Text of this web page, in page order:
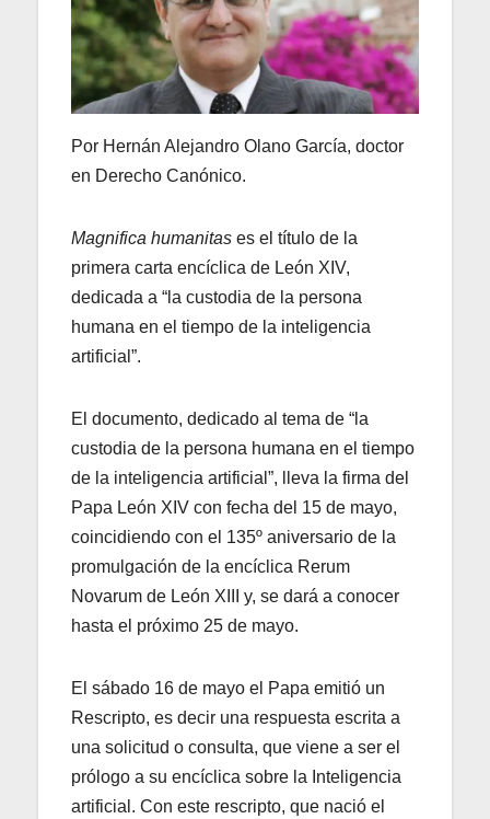
Por Hernán Alejandro Olano García, doctor
en Derecho Canónico.
Magnifica humanitas es el título de la
primera carta encíclica de León XIV,
dedicada a “la custodia de la persona
humana en el tiempo de la inteligencia
artificial”.
El documento, dedicado al tema de “la
custodia de la persona humana en el tiempo
de la inteligencia artificial”, lleva la firma del
Papa León XIV con fecha del 15 de mayo,
coincidiendo con el 135º aniversario de la
promulgación de la encíclica Rerum
Novarum de León XIII y, se dará a conocer
hasta el próximo 25 de mayo.
El sábado 16 de mayo el Papa emitió un
Rescripto, es decir una respuesta escrita a
una solicitud o consulta, que viene a ser el
prólogo a su encíclica sobre la Inteligencia
artificial. Con este rescripto, que nació el